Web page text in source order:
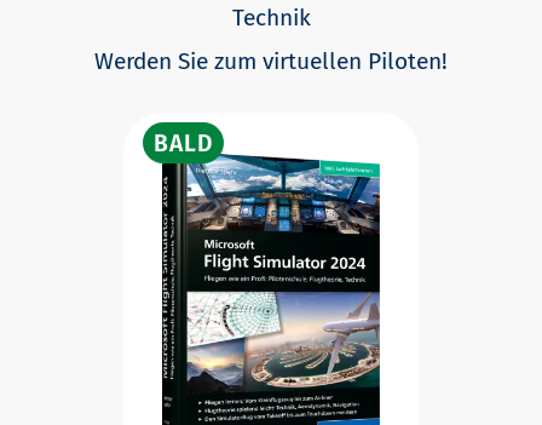
Technik
Werden Sie zum virtuellen Piloten!